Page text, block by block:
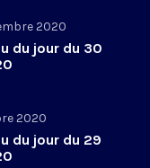
2020
du jour du 30
2020
du jour du 29